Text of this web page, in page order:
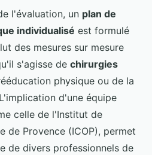
l'évaluation, un plan de
individualisé est formulé
des mesures sur mesure
s'agisse de chirurgies
physique ou de la
d'une équipe
celle de l'Institut de
de Provence (ICOP), permet
de divers professionnels de